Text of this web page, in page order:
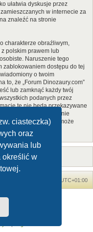
ciasteczka)
oraz
lub
określić w
ułatwia dyskusje przez
w internecie za
znaleźć na stronie
charakterze obraźliwym,
polskim prawem lub
Naruszenie tego
zablokowaniem dostępu do tej
o twoim
to, że „Forum Dinozaury.com”
lub zamknąć każdy twój
podanych przez
te nie będą przekazywane
ani phpBB nie
podczas których może
UTC+01:00
2020
© phpBB Limited